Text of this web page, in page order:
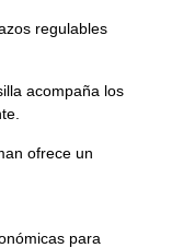
regulables
acompaña los
ofrece un
para